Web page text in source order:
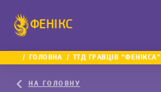
ФЕНІКС
ГОЛОВНА ТТД ГРАВЦІВ “ФЕНІКСА”
НА ГОЛОВНУ